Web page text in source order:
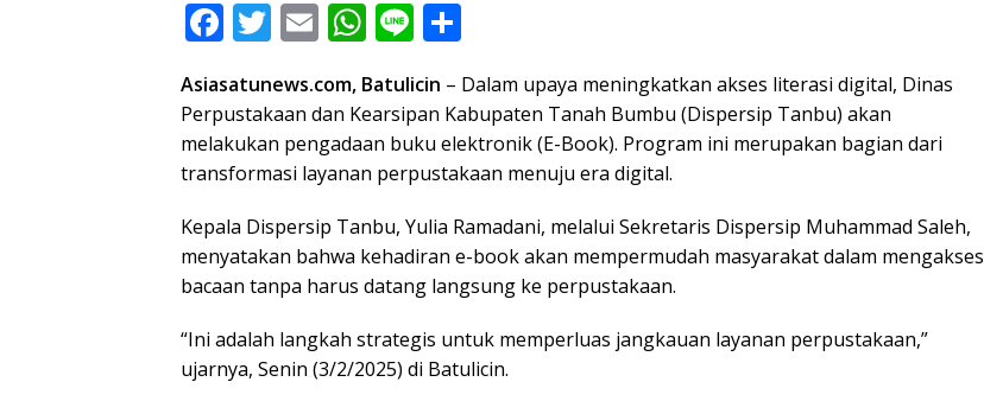
F
e
b
o
o
k
T
itt
er
E
ai
l
W
at
s
A
p
p
Li
e ar
e
Asiasatunews.com, Batulicin – Dalam upaya meningkatkan akses literasi digital, Dinas
Perpustakaan dan Kearsipan Kabupaten Tanah Bumbu (Dispersip Tanbu) akan
melakukan pengadaan buku elektronik (E-Book). Program ini merupakan bagian dari
transformasi layanan perpustakaan menuju era digital.
Kepala Dispersip Tanbu, Yulia Ramadani, melalui Sekretaris Dispersip Muhammad Saleh,
menyatakan bahwa kehadiran e-book akan mempermudah masyarakat dalam mengakses
bacaan tanpa harus datang langsung ke perpustakaan.
“Ini adalah langkah strategis untuk memperluas jangkauan layanan perpustakaan,”
ujarnya, Senin (3/2/2025) di Batulicin.